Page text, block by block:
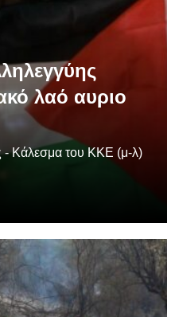
λαό αυριο
- Κάλεσμα του ΚΚΕ (μ-λ)